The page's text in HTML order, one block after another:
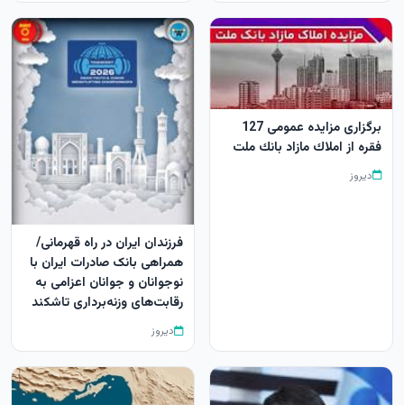
برگزاری مزایده عمومی 127
فقره از املاك مازاد بانك ملت
دیروز
​فرزندان ایران در راه قهرمانی/
همراهی بانک صادرات ایران با
نوجوانان و جوانان اعزامی به
رقابت‌های وزنه‌برداری تاشکند
دیروز